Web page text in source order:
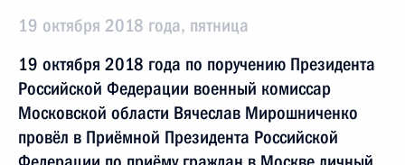
19 октября 2018 года, пятница
19 октября 2018 года по поручению Президента
Российской Федерации военный комиссар
Московской области Вячеслав Мирошниченко
провёл в Приёмной Президента Российской